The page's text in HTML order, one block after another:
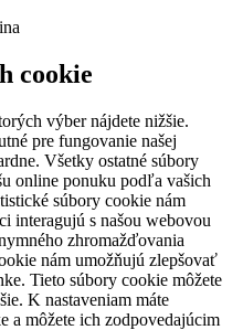
cookie
výber nájdete nižšie.
pre fungovanie našej
Všetky ostatné súbory
online ponuku podľa vašich
súbory cookie nám
interagujú s našou webovou
zhromažďovania
nám umožňujú zlepšovať
Tieto súbory cookie môžete
K nastaveniam máte
a môžete ich zodpovedajúcim